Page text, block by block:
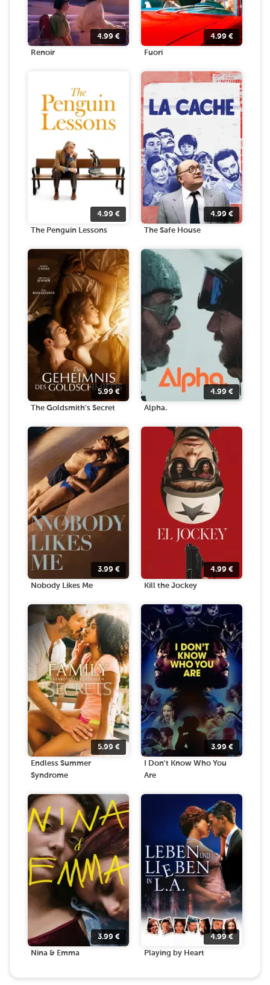
4.99 €
Renoir
4.99 €
Fuori
4.99 €
The Penguin Lessons
4.99 €
The Safe House
5.99€
The Goldsmith's Secret
4.99 €
Alpha.
3.99 €
Nobody Likes Me
4.99 €
Kill the Jockey
5.99 €
Endless Summer
Syndrome
3.99 €
I Don't Know Who You
Are
3.99 €
Nina & Emma
4.99€
Playing by Heart